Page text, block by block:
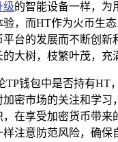
级的智能设备一样，为
，而HT作为火币生
台的发展而不断创新
大树，枝繁叶茂，充
TP钱包中是否持有HT
密市场的关注和学习
，在享受加密货币带来
注意防范风险，确保